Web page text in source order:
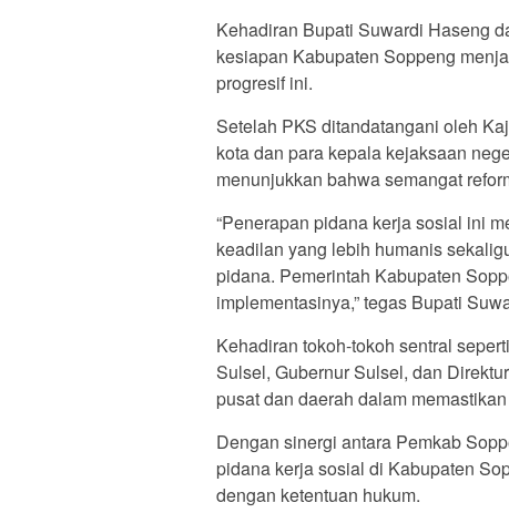
Kehadiran Bupati Suwardi Haseng
kesiapan Kabupaten Soppeng
progresif ini.
Setelah PKS ditandatangani oleh
kota dan para kepala kejaksaan
menunjukkan bahwa semangat
“Penerapan pidana kerja sosial ini
keadilan yang lebih humanis
pidana. Pemerintah Kabupaten
implementasinya,” tegas Bupati
Kehadiran tokoh-tokoh sentral
Sulsel, Gubernur Sulsel, dan
pusat dan daerah dalam
Dengan sinergi antara Pemkab
pidana kerja sosial di Kabupaten
dengan ketentuan hukum.